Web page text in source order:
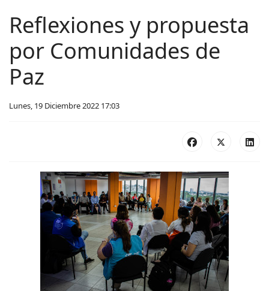
Reflexiones y propuesta
por Comunidades de
Paz
Lunes, 19 Diciembre 2022 17:03